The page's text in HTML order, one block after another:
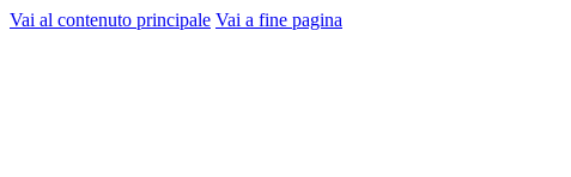
Vai al contenuto principale Vai a fine pagina